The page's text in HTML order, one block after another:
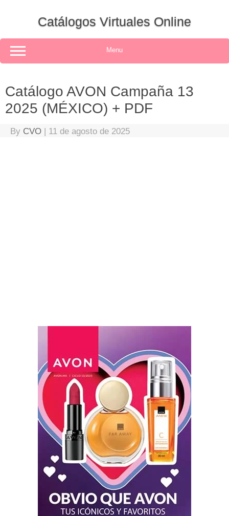
Catálogos Virtuales Online
Menu
Catálogo AVON Campaña 13
2025 (MÉXICO) + PDF
By CVO | 11 de agosto de 2025